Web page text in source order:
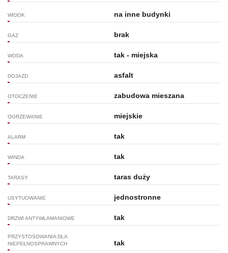
WIDOK na inne budynki
GAZ brak
WODA tak - miejska
DOJAZD asfalt
OTOCZENIE zabudowa mieszana
OGRZEWANIE miejskie
ALARM tak
WINDA tak
TARASY taras duży
USYTUOWANIE jednostronne
DRZWI ANTYWŁAMANIOWE tak
PRZYSTOSOWANIA DLA
NIEPEŁNOSPRAWNYCH
tak